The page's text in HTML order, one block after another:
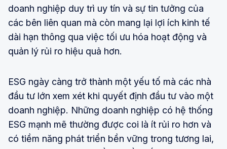
doanh nghiệp duy trì uy tín và sự tin tưởng của
các bên liên quan mà còn mang lại lợi ích kinh tế
dài hạn thông qua việc tối ưu hóa hoạt động và
quản lý rủi ro hiệu quả hơn.
ESG ngày càng trở thành một yếu tố mà các nhà
đầu tư lớn xem xét khi quyết định đầu tư vào một
doanh nghiệp. Những doanh nghiệp có hệ thống
ESG mạnh mẽ thường được coi là ít rủi ro hơn và
có tiềm năng phát triển bền vững trong tương lai,